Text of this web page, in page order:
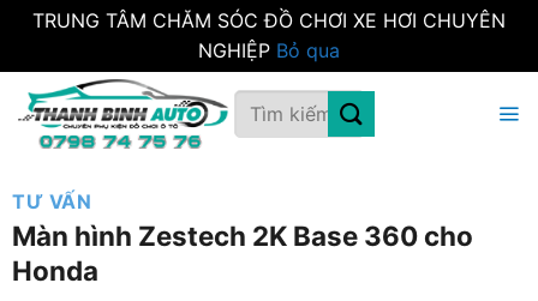
TRUNG TÂM CHĂM SÓC ĐỒ CHƠI XE HƠI CHUYÊN
NGHIỆP Bỏ qua
qua
Tìm
kiếm:
TƯ VẤN
Màn hình Zestech 2K Base 360 cho
Honda